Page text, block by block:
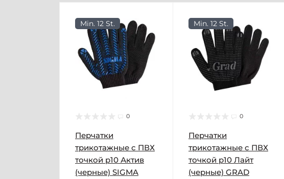
Min. 12 St.
0
Перчатки
трикотажные с ПВХ
точкой р10 Актив
(черные) SIGMA
Min. 12 St.
0
Перчатки
трикотажные с ПВХ
точкой р10 Лайт
(черные) GRAD